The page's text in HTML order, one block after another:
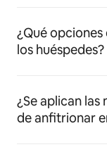
¿Qué
los huéspedes?
¿Se aplican las
de anfitrionar